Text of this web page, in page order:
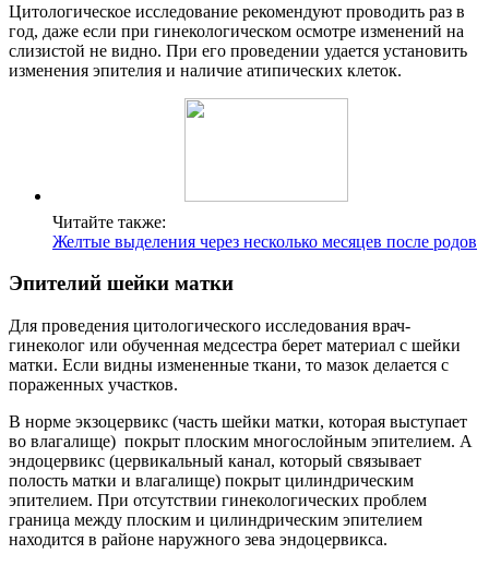
Цитологическое исследование рекомендуют проводить раз в
год, даже если при гинекологическом осмотре изменений на
слизистой не видно. При его проведении удается установить
изменения эпителия и наличие атипических клеток.
Читайте также:
Желтые выделения через несколько месяцев после родов
Эпителий шейки матки
Для проведения цитологического исследования врач-
гинеколог или обученная медсестра берет материал с шейки
матки. Если видны измененные ткани, то мазок делается с
пораженных участков.
В норме экзоцервикс (часть шейки матки, которая выступает
во влагалище) покрыт плоским многослойным эпителием. А
эндоцервикс (цервикальный канал, который связывает
полость матки и влагалище) покрыт цилиндрическим
эпителием. При отсутствии гинекологических проблем
граница между плоским и цилиндрическим эпителием
находится в районе наружного зева эндоцервикса.